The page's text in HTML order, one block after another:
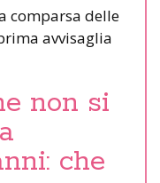
comparsa delle
avvisaglia
non si
che